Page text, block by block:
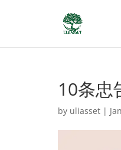
10条忠
by uliasset |